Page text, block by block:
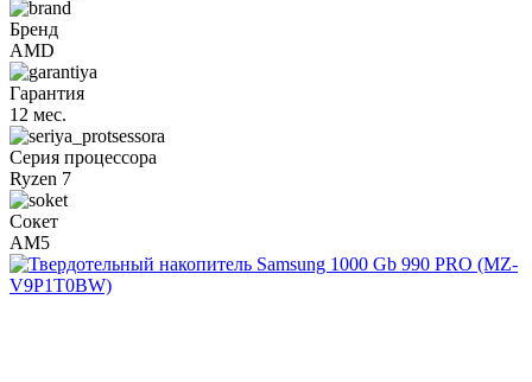
Бренд
AMD
Гарантия
12 мес.
Серия процессора
Ryzen 7
Сокет
AM5